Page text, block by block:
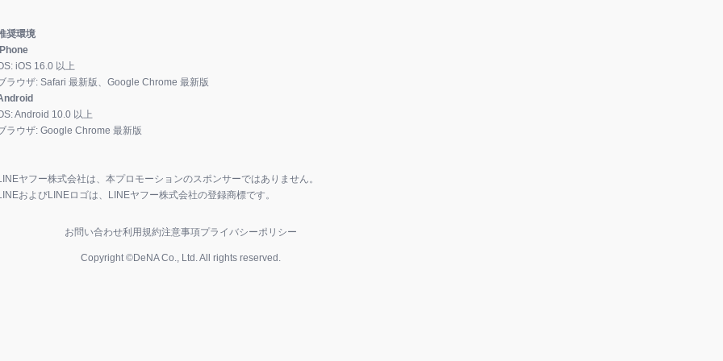
奨環境
iOS 16.0 以上
ラウザ: Safari 最新版、Google Chrome 最新版
Android 10.0 以上
ラウザ: Google Chrome 最新版
ヤフー株式会社は、本プロモーションのスポンサーではありません。
およびLINEロゴは、LINEヤフー株式会社の登録商標です。
お問い合わせ利用規約注意事項プライバシーポリシー
Copyright ©DeNA Co., Ltd. All rights reserved.